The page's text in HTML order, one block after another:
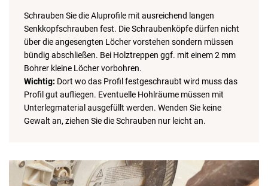
Schrauben Sie die Aluprofile mit ausreichend langen
Senkkopfschrauben fest. Die Schraubenköpfe dürfen nicht
über die angesengten Löcher vorstehen sondern müssen
bündig abschließen. Bei Holztreppen ggf. mit einem 2 mm
Bohrer kleine Löcher vorbohren.
Wichtig: Dort wo das Profil festgeschraubt wird muss das
Profil gut aufliegen. Eventuelle Hohlräume müssen mit
Unterlegmaterial ausgefüllt werden. Wenden Sie keine
Gewalt an, ziehen Sie die Schrauben nur leicht an.